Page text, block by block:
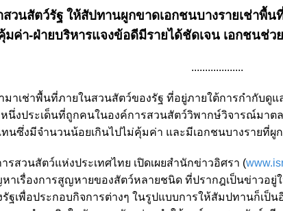
วนสัตว์รัฐ ให้สัปทานผูกขาดเอกชนบางรายเช่าพื้
ค่า-ฝ่ายบริหารแจงข้อดีมีรายได้ชัดเจน เอกชนช่ว
...................
มาเช่าพื้นที่ภายในสวนสัตว์ของรัฐ ที่อยู่ภายใต้การกำกับดู
หนึ่งประเด็นที่ถูกคนในองค์การสวนสัตว์วิพากษ์วิจารณ์มาต
นซึ่งมีจำนวนน้อยเกินไปไม่คุ้มค่า และมีเอกชนบางรายที่ผู
รสวนสัตว์แห่งประเทศไทย เปิดเผยสำนักข่าวอิศรา (
าเรื่องการสูญหายของสัตว์หลายชนิด ที่ปรากฎเป็นข่าวอยู่
ฐเพื่อประกอบกิจการต่างๆ ในรูปแบบการให้สัมปทานก็เ